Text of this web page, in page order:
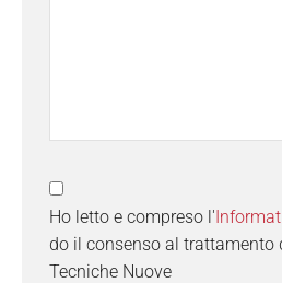
Ho letto e compreso l'
do il consenso al trattamento
Tecniche Nuove